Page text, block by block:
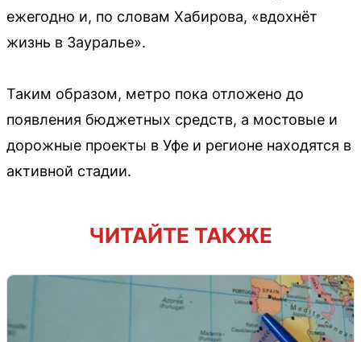
ежегодно и, по словам Хабирова, «вдохнёт
жизнь в Зауралье».
Таким образом, метро пока отложено до
появления бюджетных средств, а мостовые и
дорожные проекты в Уфе и регионе находятся в
активной стадии.
ЧИТАЙТЕ ТАКЖЕ